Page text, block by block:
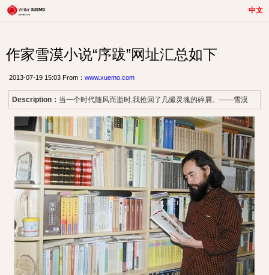
中文
作家雪漠小说“序跋”网址汇总如下
2013-07-19 15:03 From： www.xuemo.com
Description： 当一个时代随风而逝时,我抢回了几撮灵魂的碎屑。——雪漠